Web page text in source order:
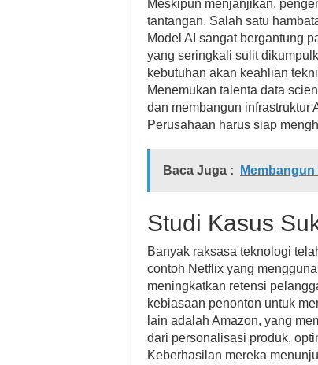
Meskipun menjanjikan,
tantangan. Salah satu
Model AI sangat bergantung
yang seringkali sulit
kebutuhan akan keahlian
Menemukan talenta data
dan membangun infrastruktur
Perusahaan harus siap
Baca Juga :
Studi Kasus
Banyak raksasa teknologi
contoh Netflix yang
meningkatkan retensi
kebiasaan penonton untuk
lain adalah Amazon, yang
dari personalisasi produk,
Keberhasilan mereka